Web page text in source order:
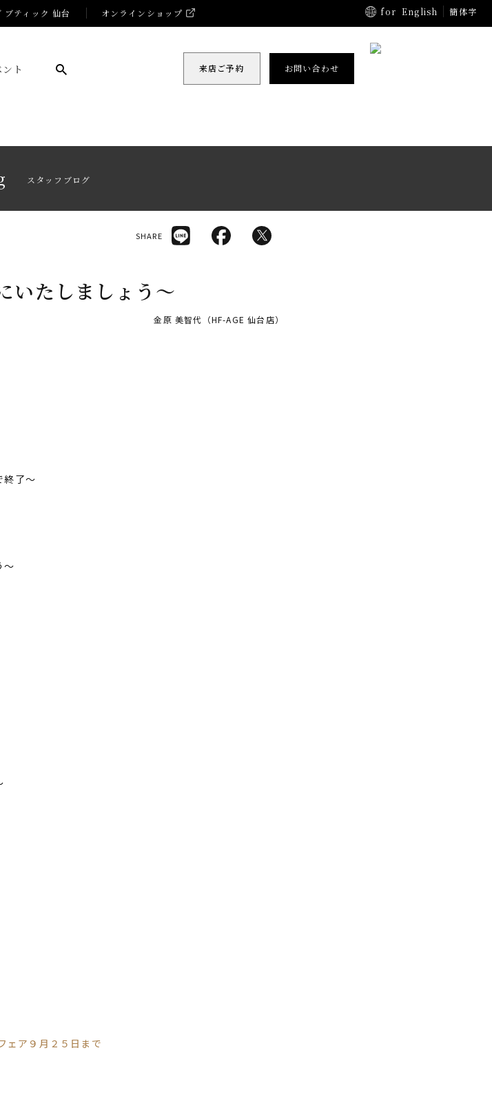
ブティック 仙台 オンラインショップ for English 簡体字
ト 来店ご予約 お問い合わせ
スタッフブログ
いたしましょう～
金原 美智代（HF-AGE 仙台店）
SHARE
終了～
～
ェア９月２５日まで